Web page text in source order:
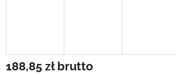
188,85 zł brutto